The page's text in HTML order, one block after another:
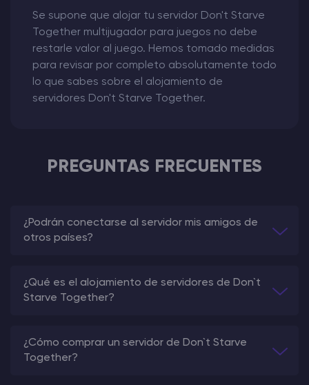
Se supone que alojar tu servidor Don't Starve
Together multijugador para juegos no debe
restarle valor al juego. Hemos tomado medidas
para revisar por completo absolutamente todo
lo que sabes sobre el alojamiento de
servidores Don't Starve Together.
PREGUNTAS FRECUENTES
¿Podrán conectarse al servidor mis amigos de
otros países?
¿Qué es el alojamiento de servidores de Don`t
Starve Together?
¿Cómo comprar un servidor de Don`t Starve
Together?